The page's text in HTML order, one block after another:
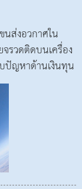
ส่งอวกาศใน
รวดติดบนเครื่อง
ปัญหาด้านเงินทุน